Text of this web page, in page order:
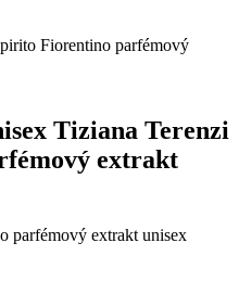
Fiorentino parfémový
Tiziana Terenzi
extrakt